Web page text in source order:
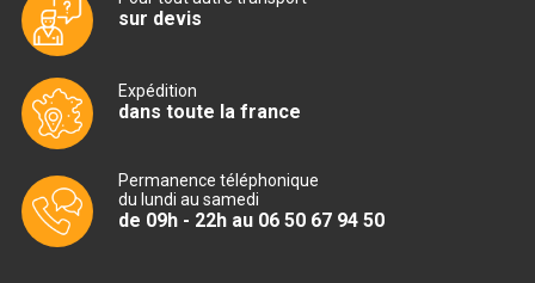
TABLE RÉFRIGÉRÉE
TABLE 600
sur devis
Expédition
dans toute la france
Permanence téléphonique
du lundi au samedi
de 09h - 22h au 06 50 67 94 50